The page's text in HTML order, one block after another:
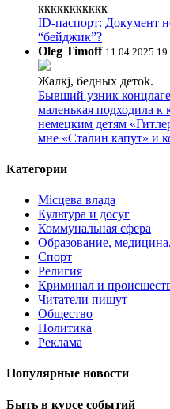
ккккккккккк
ID-паспорт: Документ
“бейджик”?
Oleg Timoff 11.04.2025
Жалкj, бедных детok.
Бывший узник
маленькая подходила к
немецким детям
мне «Сталин капут» и
Категории
Місцева влада
Культура и досуг
Коммунальная сфера
Образование,
Спорт
Религия
Криминал и
Читатели пишут
Общество
Политика
Реклама
Популярные новости
Быть в курсе событий